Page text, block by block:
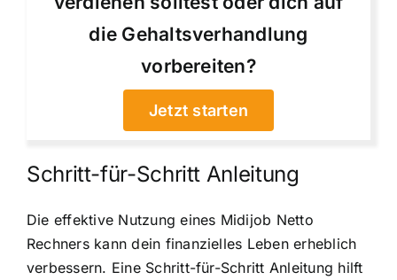
die Gehaltsverhandlung
vorbereiten?
Jetzt starten
Schritt-für-Schritt Anleitung
Die effektive Nutzung eines Midijob Netto
Rechners kann dein finanzielles Leben erheblich
verbessern. Eine Schritt-für-Schritt Anleitung hilft